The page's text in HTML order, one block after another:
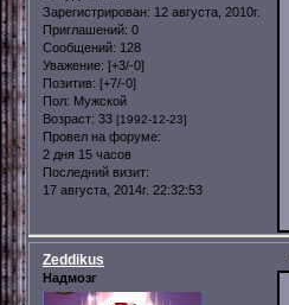
Зарегистрирован: 12 августа, 2010г.
Приглашений: 0
Сообщений: 128
Уважение: [+3/-0]
Позитив: [+7/-0]
Пол: Мужской
Возраст: 33 [1992-12-23]
Провел на форуме:
2 дня 15 часов
Последний визит:
17 августа, 2014г. 22:32:53
Zeddikus
Надмозг